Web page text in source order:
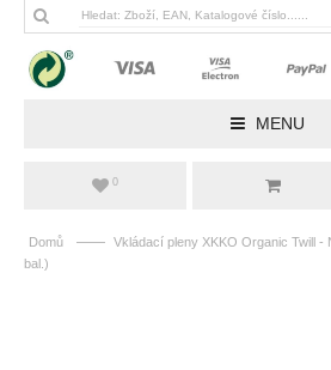
MENU
0
Domů —— Vkládací pleny XKKO Organic Twill -
bal.)